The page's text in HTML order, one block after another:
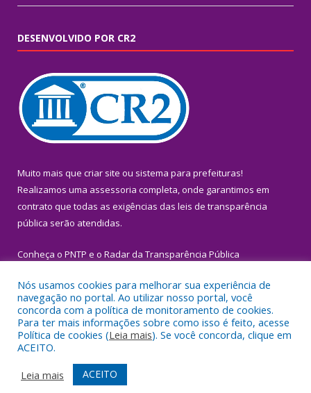
DESENVOLVIDO POR CR2
Muito mais que criar site ou sistema para prefeituras!
Realizamos uma assessoria completa, onde garantimos em
contrato que todas as exigências das leis de transparência
pública serão atendidas.
Conheça o PNTP e o Radar da Transparência Pública
Todos os direitos reservados a Prefeitura Municipal de Igarapé-
Miri.
Mapa do Site
Acessar Área Administrativa
Acessar Webmail
Nós usamos cookies para melhorar sua experiência de
navegação no portal. Ao utilizar nosso portal, você
concorda com a política de monitoramento de cookies.
Para ter mais informações sobre como isso é feito, acesse
Política de cookies (Leia mais). Se você concorda, clique em
ACEITO.
Leia mais
ACEITO